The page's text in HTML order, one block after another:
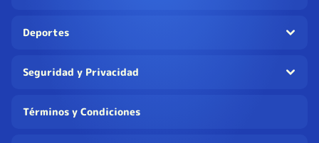
Deportes
Seguridad y Privacidad
Términos y Condiciones